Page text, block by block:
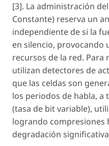
[3]. La administración
Constante) reserva un
independiente de si la
en silencio, provocando
recursos de la red. Para
utilizan detectores de
que las celdas son
los periodos de habla, a
(tasa de bit variable),
logrando compresiones
degradación